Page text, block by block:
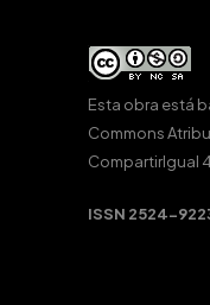
Esta obra está
Commons
CompartirIgual
ISSN 2524-